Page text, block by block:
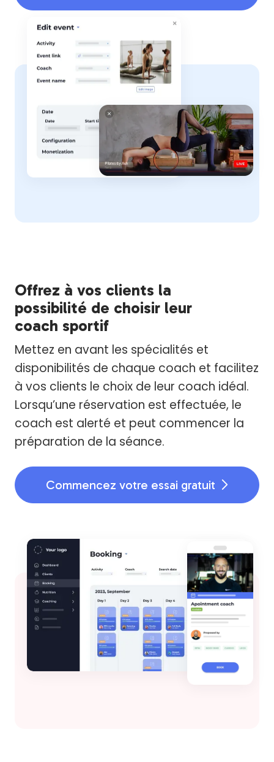
Offrez à vos clients la
possibilité de choisir leur
coach sportif
Mettez en avant les spécialités et
disponibilités de chaque coach et facilitez
à vos clients le choix de leur coach idéal.
Lorsqu’une réservation est effectuée, le
coach est alerté et peut commencer la
préparation de la séance.
Commencez votre essai gratuit 